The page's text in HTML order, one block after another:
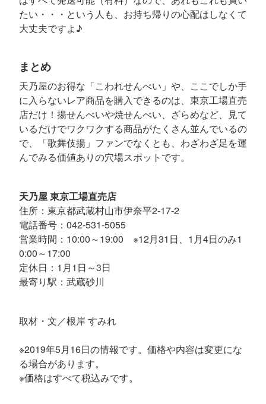
たい・・・という人も、お持ち帰りの心配はしなくて
大丈夫ですよ♪
まとめ
天乃屋のお得な「こわれせんべい」や、ここでしか手
に入らないレア商品を購入できるのは、東京工場直売
店だけ！揚せんべいや焼せんべい、ざらめなど、見て
いるだけでワクワクする商品がたくさん並んでいるの
で、「歌舞伎揚」ファンでなくとも、わざわざ足を運
んでみる価値ありの穴場スポットです。
天乃屋 東京工場直売店
住所：東京都武蔵村山市伊奈平2-17-2
電話番号：042-531-5055
営業時間：10:00～19:00 ※12月31日、1月4日のみ1
0:00～17:00
定休日：1月1日～3日
最寄り駅：武蔵砂川
取材・文／根岸 すみれ
※2019年5月16日の情報です。価格や内容は変更にな
る場合があります。
※価格はすべて税込みです。